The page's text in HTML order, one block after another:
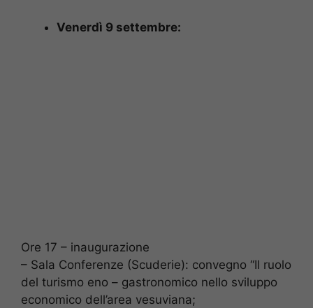
Venerdì 9 settembre:
Ore 17 – inaugurazione
– Sala Conferenze (Scuderie): convegno “Il ruolo
del turismo eno – gastronomico nello sviluppo
economico dell’area vesuviana;